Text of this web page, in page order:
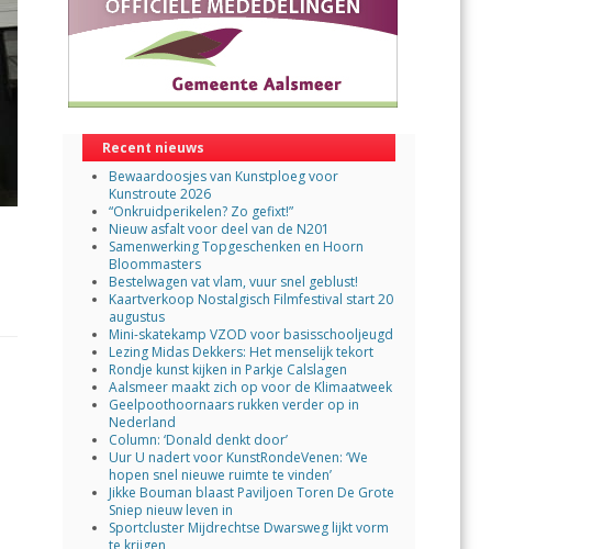
Recent nieuws
Bewaardoosjes van Kunstploeg voor
Kunstroute 2026
“Onkruidperikelen? Zo gefixt!”
Nieuw asfalt voor deel van de N201
Samenwerking Topgeschenken en Hoorn
Bloommasters
Bestelwagen vat vlam, vuur snel geblust!
Kaartverkoop Nostalgisch Filmfestival start 20
augustus
Mini-skatekamp VZOD voor basisschooljeugd
Lezing Midas Dekkers: Het menselijk tekort
Rondje kunst kijken in Parkje Calslagen
Aalsmeer maakt zich op voor de Klimaatweek
Geelpoothoornaars rukken verder op in
Nederland
Column: ‘Donald denkt door’
Uur U nadert voor KunstRondeVenen: ‘We
hopen snel nieuwe ruimte te vinden’
Jikke Bouman blaast Paviljoen Toren De Grote
Sniep nieuw leven in
Sportcluster Mijdrechtse Dwarsweg lijkt vorm
te krijgen